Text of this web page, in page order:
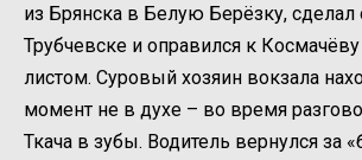
из Брянска в Белую Берёзку, сделал
Трубчевске и оправился к
листом. Суровый хозяин вокзала
момент не в духе – во время
Ткача в зубы. Водитель вернулся за